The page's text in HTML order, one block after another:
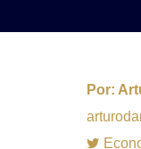
Por: